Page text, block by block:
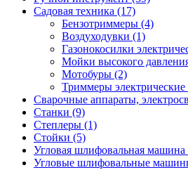
Садовая техника (17)
Бензотриммеры (4)
Воздуходувки (1)
Газонокосилки
Мойки высокого
Мотобуры (2)
Триммеры электрические
Сварочные аппараты,
Станки (9)
Степлеры (1)
Стойки (5)
Угловая шлифовальная машина
Угловые шлифовальные